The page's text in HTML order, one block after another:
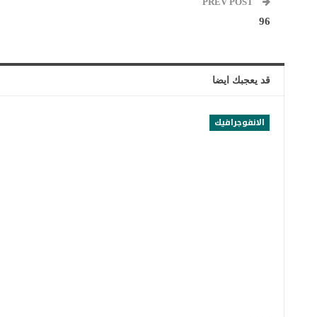
96
قد يعجبك ايضا
الانفوجرافيك